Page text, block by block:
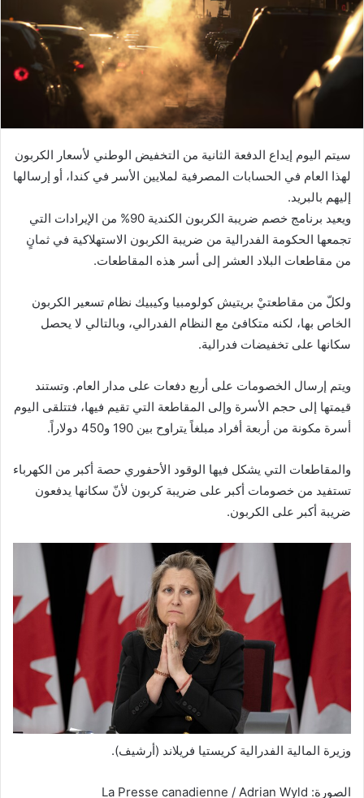
سيتم اليوم إيداع الدفعة الثانية من التخفيض الوطني لأسعار الكربون
لهذا العام في الحسابات المصرفية لملايين الأسر في كندا، أو إرسالها
إليهم بالبريد.
ويعيد برنامج خصم ضريبة الكربون الكندية 90% من الإيرادات التي
تجمعها الحكومة الفدرالية من ضريبة الكربون الاستهلاكية في ثمانٍ
من مقاطعات البلاد العشر إلى أسر هذه المقاطعات.
ولكلّ من مقاطعتيْ بريتيش كولومبيا وكيبيك نظام تسعير الكربون
الخاص بها، لكنه متكافئ مع النظام الفدرالي، وبالتالي لا يحصل
سكانها على تخفيضات فدرالية.
ويتم إرسال الخصومات على أربع دفعات على مدار العام. وتستند
قيمتها إلى حجم الأسرة وإلى المقاطعة التي تقيم فيها، فتتلقى اليوم
أسرة مكونة من أربعة أفراد مبلغاً يتراوح بين 190 و450 دولاراً.
والمقاطعات التي يشكل فيها الوقود الأحفوري حصة أكبر من الكهرباء
تستفيد من خصومات أكبر على ضريبة كربون لأنّ سكانها يدفعون
ضريبة أكبر على الكربون.
وزيرة المالية الفدرالية كريستيا فريلاند (أرشيف).
الصورة: La Presse canadienne / Adrian Wyld